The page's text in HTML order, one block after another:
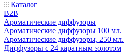
Каталог
B2B
Ароматические диффузоры
Ароматические диффузоры 100 мл.
Ароматические диффузоры, 250 мл.
Диффузоры с 24 каратным золотом